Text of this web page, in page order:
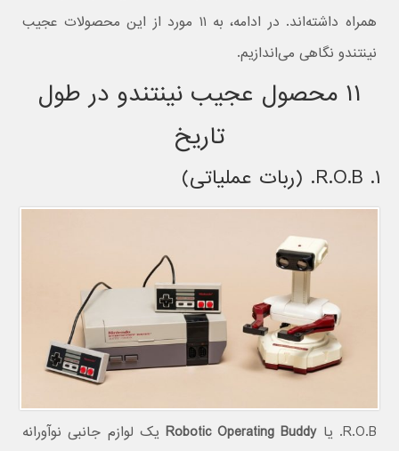
همراه داشته‌اند. در ادامه، به ۱۱ مورد از این محصولات عجیب
نینتندو نگاهی می‌اندازیم.
۱۱ محصول عجیب نینتندو در طول
تاریخ
۱. R.O.B. (ربات عملیاتی)
R.O.B. یا Robotic Operating Buddyیک لوازم جانبی نوآورانه